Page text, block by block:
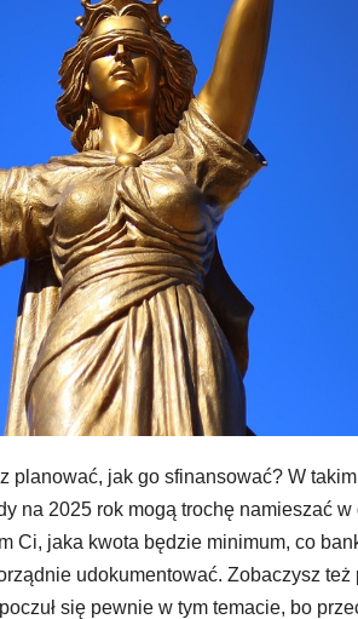
planować, jak go sfinansować? W
na 2025 rok mogą trochę namieszać
Ci, jaka kwota będzie minimum, co
udokumentować. Zobaczysz
się pewnie w tym temacie, bo